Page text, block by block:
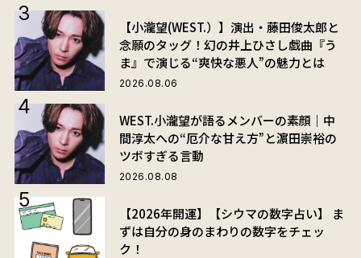
【小瀧望(WEST.）】演出・藤田俊太郎と
念願のタッグ！幻の井上ひさし戯曲『う
ま』で演じる“爽快な悪人”の魅力とは
2026.08.06
WEST.小瀧望が語るメンバーの素顔｜中
間淳太への“厄介な甘え方”と濵田崇裕の
ツボすぎる言動
2026.08.08
【2026年開運】【シウマの数字占い】 ま
ずは自分の身のまわりの数字をチェッ
ク！